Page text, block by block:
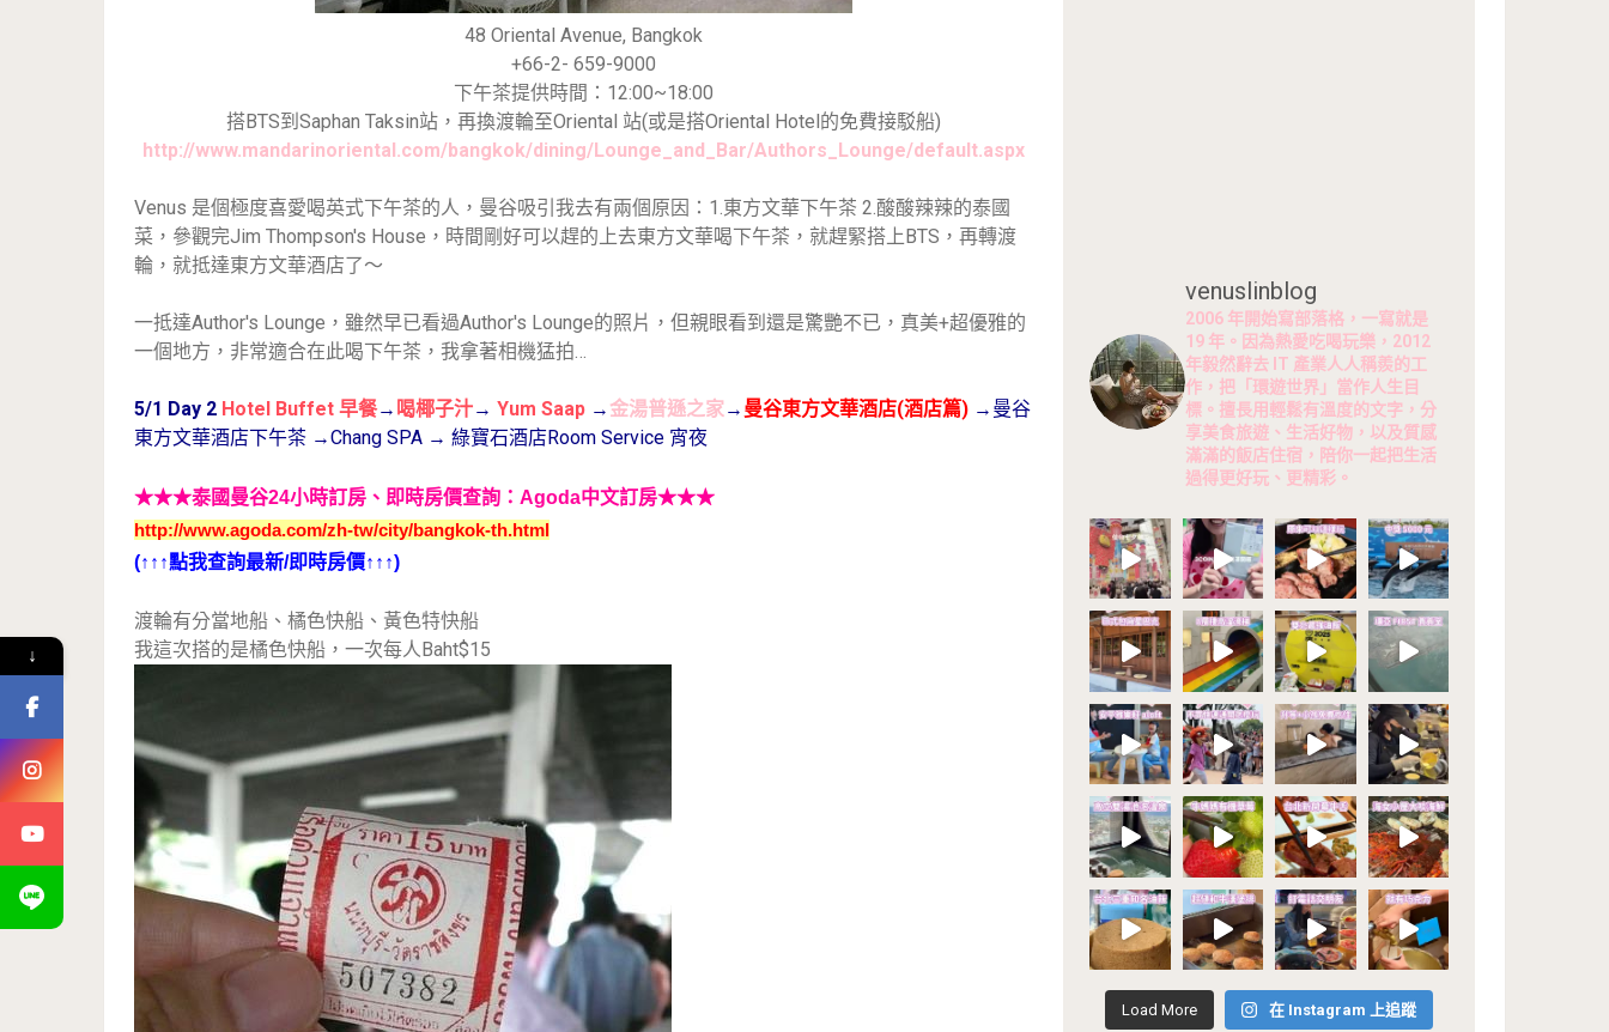
48 Oriental Avenue, Bangkok
+66-2- 659-9000
下午茶提供時間：12:00~18:00
搭BTS到Saphan Taksin站，再換渡輪至Oriental 站(或是搭Oriental Hotel的免費接駁船)
http://www.mandarinoriental.com/bangkok/dining/Lounge_and_Bar/Authors_Lounge/default.aspx
Venus 是個極度喜愛喝英式下午茶的人，曼谷吸引我去有兩個原因：1.東方文華下午茶 2.酸酸辣辣的泰國
菜，參觀完Jim Thompson's House，時間剛好可以趕的上去東方文華喝下午茶，就趕緊搭上BTS，再轉渡
輪，就抵達東方文華酒店了～
一抵達Author's Lounge，雖然早已看過Author's Lounge的照片，但親眼看到還是驚艷不已，真美+超優雅的
一個地方，非常適合在此喝下午茶，我拿著相機猛拍…
5/1 Day 2 Hotel Buffet 早餐→ 喝椰子汁→ Yum Saap → 金湯普遜之家→ 曼谷東方文華酒店(酒店篇) →曼谷
東方文華酒店下午茶 →Chang SPA → 綠寶石酒店Room Service 宵夜
★★★泰國曼谷24小時訂房、即時房價查詢：Agoda中文訂房★★★
http://www.agoda.com/zh-tw/city/bangkok-th.html
(↑↑↑點我查詢最新/即時房價↑↑↑)
渡輪有分當地船、橘色快船、黃色特快船
我這次搭的是橘色快船，一次每人Baht$15
venuslinblog
2006 年開始寫部落格，一寫就是
19 年。因為熱愛吃喝玩樂，2012
年毅然辭去 IT 產業人人稱羨的工
作，把「環遊世界」當作人生目
標。擅長用輕鬆有溫度的文字，分
享美食旅遊、生活好物，以及質感
滿滿的飯店住宿，陪你一起把生活
過得更好玩、更精彩。
Load More 在 Instagram 上追蹤
↓